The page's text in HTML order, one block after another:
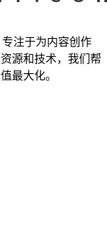
注于为内容创作
源和技术，我们帮
最大化。